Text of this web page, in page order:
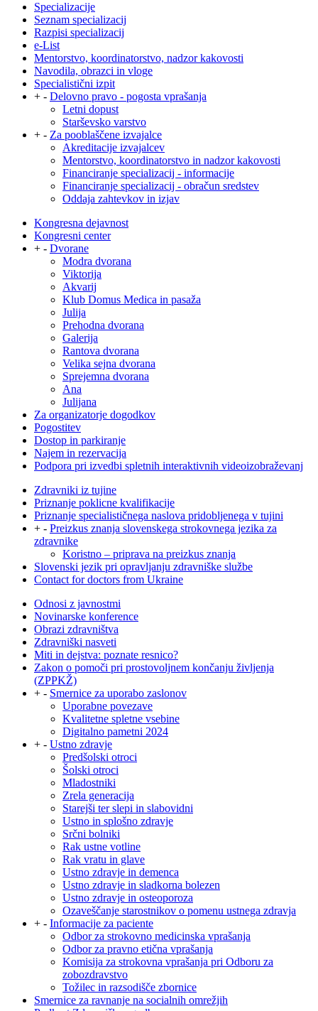
Specializacije
Seznam specializacij
Razpisi specializacij
e-List
Mentorstvo, koordinatorstvo, nadzor kakovosti
Navodila, obrazci in vloge
Specialistični izpit
+ - Delovno pravo - pogosta vprašanja
Letni dopust
Starševsko varstvo
+ - Za pooblaščene izvajalce
Akreditacije izvajalcev
Mentorstvo, koordinatorstvo in nadzor kakovosti
Financiranje specializacij - informacije
Financiranje specializacij - obračun sredstev
Oddaja zahtevkov in izjav
Kongresna dejavnost
Kongresni center
+ - Dvorane
Modra dvorana
Viktorija
Akvarij
Klub Domus Medica in pasaža
Julija
Prehodna dvorana
Galerija
Rantova dvorana
Velika sejna dvorana
Sprejemna dvorana
Ana
Julijana
Za organizatorje dogodkov
Pogostitev
Dostop in parkiranje
Najem in rezervacija
Podpora pri izvedbi spletnih interaktivnih videoizobraževanj
Zdravniki iz tujine
Priznanje poklicne kvalifikacije
Priznanje specialističnega naslova pridobljenega v tujini
+ - Preizkus znanja slovenskega strokovnega jezika za
zdravnike
Koristno – priprava na preizkus znanja
Slovenski jezik pri opravljanju zdravniške službe
Contact for doctors from Ukraine
Odnosi z javnostmi
Novinarske konference
Obrazi zdravništva
Zdravniški nasveti
Miti in dejstva: poznate resnico?
Zakon o pomoči pri prostovoljnem končanju življenja
(ZPPKŽ)
+ - Smernice za uporabo zaslonov
Uporabne povezave
Kvalitetne spletne vsebine
Digitalno pametni 2024
+ - Ustno zdravje
Predšolski otroci
Šolski otroci
Mladostniki
Zrela generacija
Starejši ter slepi in slabovidni
Ustno in splošno zdravje
Srčni bolniki
Rak ustne votline
Rak vratu in glave
Ustno zdravje in demenca
Ustno zdravje in sladkorna bolezen
Ustno zdravje in osteoporoza
Ozaveščanje starostnikov o pomenu ustnega zdravja
+ - Informacije za paciente
Odbor za strokovno medicinska vprašanja
Odbor za pravno etična vprašanja
Komisija za strokovna vprašanja pri Odboru za
zobozdravstvo
Tožilec in razsodišče zbornice
Smernice za ravnanje na socialnih omrežjih